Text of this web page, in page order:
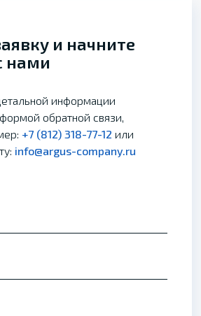
и начните
нами
информации
обратной связи,
+7 (812) 318-77-12 или
info@argus-company.ru